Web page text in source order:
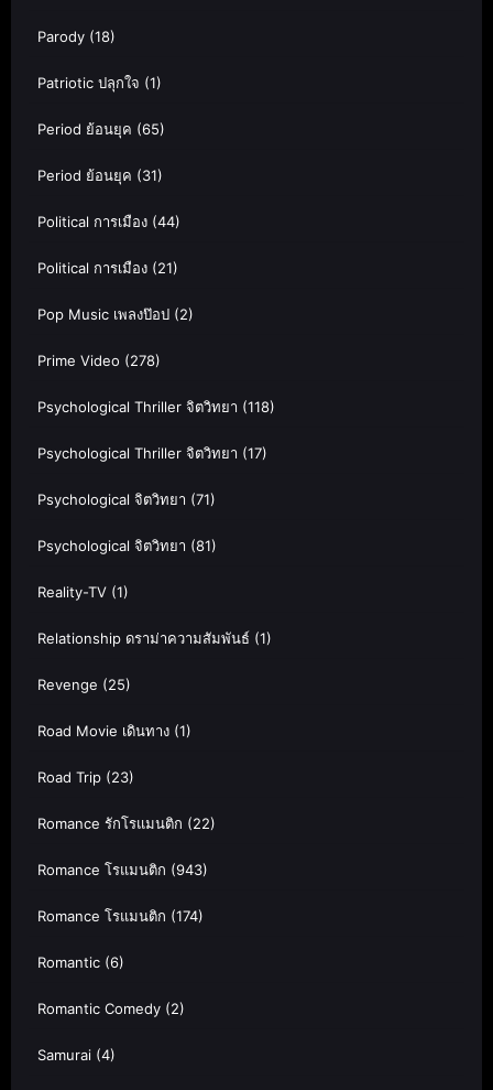
Parody (18)
Patriotic ปลุกใจ (1)
Period ย้อนยุค (65)
Period ย้อนยุค (31)
Political การเมือง (44)
Political การเมือง (21)
Pop Music เพลงป๊อป (2)
Prime Video (278)
Psychological Thriller จิตวิทยา (118)
Psychological Thriller จิตวิทยา (17)
Psychological จิตวิทยา (71)
Psychological จิตวิทยา (81)
Reality-TV (1)
Relationship ดราม่าความสัมพันธ์ (1)
Revenge (25)
Road Movie เดินทาง (1)
Road Trip (23)
Romance รักโรแมนติก (22)
Romance โรแมนติก (943)
Romance โรแมนติก (174)
Romantic (6)
Romantic Comedy (2)
Samurai (4)